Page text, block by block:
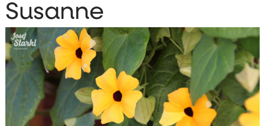
Susanne